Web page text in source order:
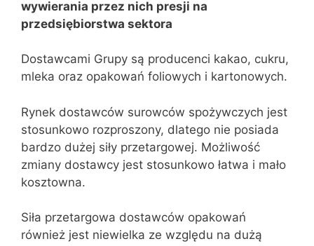
wywierania przez nich presji na
przedsiębiorstwa sektora
Dostawcami Grupy są producenci kakao, cukru,
mleka oraz opakowań foliowych i kartonowych.
Rynek dostawców surowców spożywczych jest
stosunkowo rozproszony, dlatego nie posiada
bardzo dużej siły przetargowej. Możliwość
zmiany dostawcy jest stosunkowo łatwa i mało
kosztowna.
Siła przetargowa dostawców opakowań
również jest niewielka ze względu na dużą